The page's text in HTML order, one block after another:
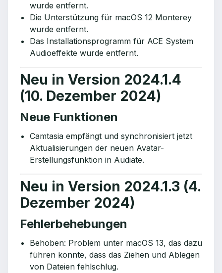
wurde entfernt.
Die Unterstützung für macOS 12 Monterey
wurde entfernt.
Das Installationsprogramm für ACE System
Audioeffekte wurde entfernt.
Neu in Version 2024.1.4
(10. Dezember 2024)
Neue Funktionen
Camtasia empfängt und synchronisiert jetzt
Aktualisierungen der neuen Avatar-
Erstellungsfunktion in Audiate.
Neu in Version 2024.1.3 (4.
Dezember 2024)
Fehlerbehebungen
Behoben: Problem unter macOS 13, das dazu
führen konnte, dass das Ziehen und Ablegen
von Dateien fehlschlug.